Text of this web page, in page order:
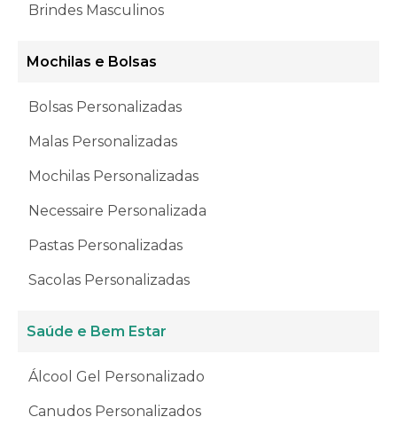
Brindes Masculinos
Mochilas e Bolsas
Bolsas Personalizadas
Malas Personalizadas
Mochilas Personalizadas
Necessaire Personalizada
Pastas Personalizadas
Sacolas Personalizadas
Saúde e Bem Estar
Álcool Gel Personalizado
Canudos Personalizados